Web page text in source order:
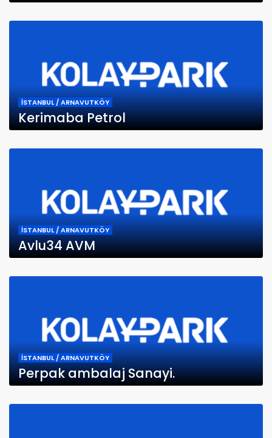
İSTANBUL / ARNAVUTKÖY
Kerimaba Petrol
İSTANBUL / ARNAVUTKÖY
Avlu34 AVM
İSTANBUL / ARNAVUTKÖY
Perpak ambalaj Sanayi.